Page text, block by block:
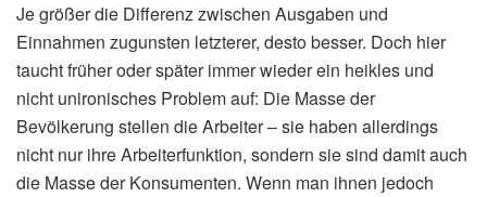
Je größer die Differenz zwischen Ausgaben und
Einnahmen zugunsten letzterer, desto besser. Doch hier
taucht früher oder später immer wieder ein heikles und
nicht unironisches Problem auf: Die Masse der
Bevölkerung stellen die Arbeiter – sie haben allerdings
nicht nur ihre Arbeiterfunktion, sondern sie sind damit auch
die Masse der Konsumenten. Wenn man ihnen jedoch